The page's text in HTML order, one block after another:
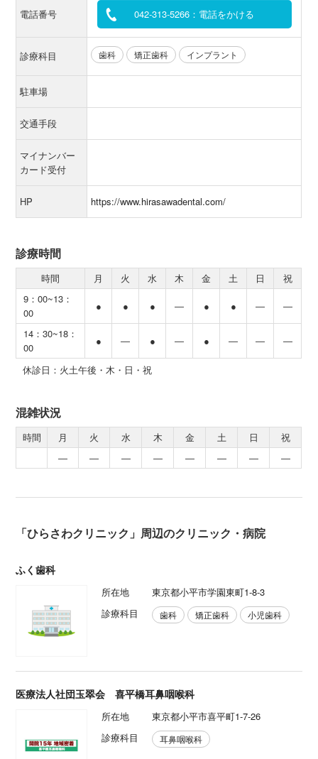
電話番号 042-313-5266：電話をかける
診療科目 歯科 矯正歯科 インプラント
駐車場
交通手段
マイナンバー
カード受付
HP https://www.hirasawadental.com/
診療時間
時間 月 火 水 木 金 土 日
祝
9：00~13：
00
● ● ● ― ● ● ― ―
14：30~18：
00
● ― ● ― ● ― ― ―
休診日：火土午後・木・日・祝
混雑状況
時間 月 火 水 木 金 土 日
祝
―
― ― ― ― ― ― ―
「ひらさわクリニック」周辺のクリニック・病院
ふく歯科
所在地
東京都小平市学園東町1-8-3
診療科目
歯科 矯正歯科 小児歯科
医療法人社団玉翠会 喜平橋耳鼻咽喉科
所在地
東京都小平市喜平町1-7-26
診療科目
耳鼻咽喉科